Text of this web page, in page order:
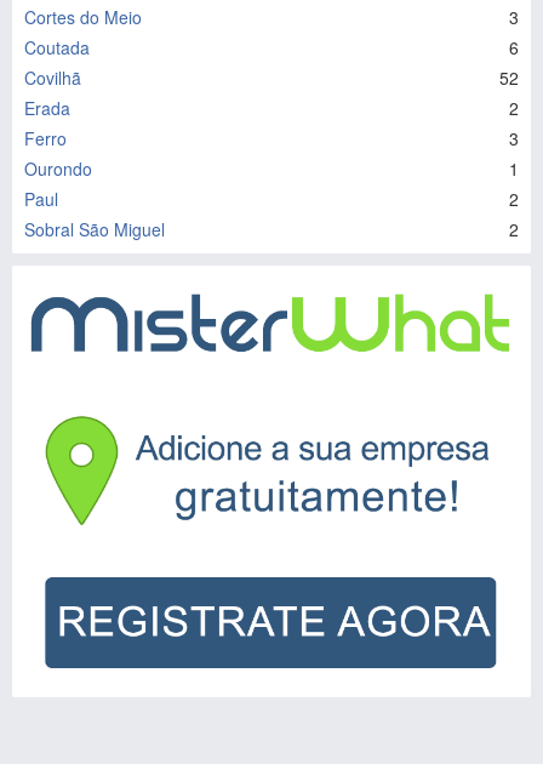
Cortes do Meio
3
Coutada
6
Covilhã
52
Erada
2
Ferro
3
Ourondo
1
Paul
2
Sobral São Miguel
2